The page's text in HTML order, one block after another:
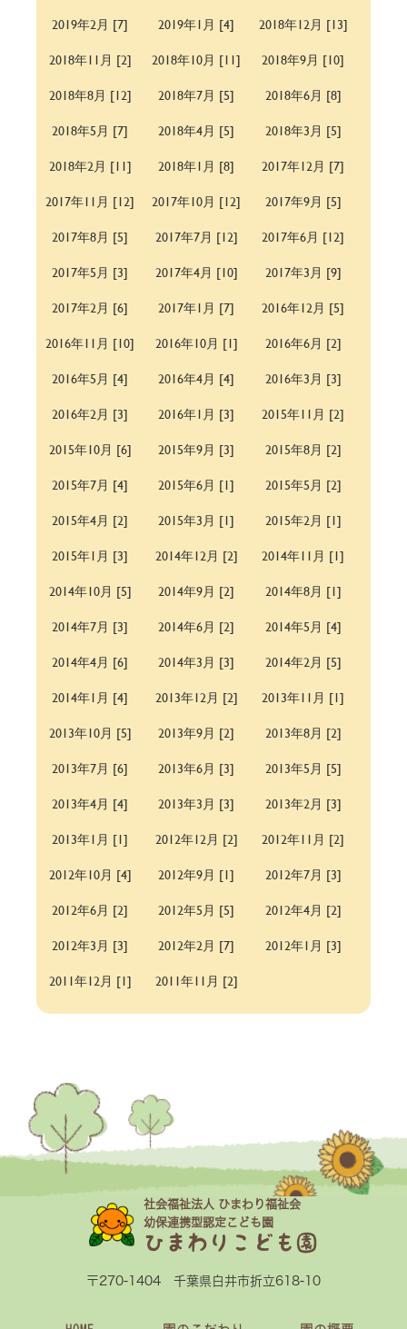
2019年2月 [7]
2019年1月 [4]
2018年12月 [13]
2018年11月 [2]
2018年10月 [11]
2018年9月 [10]
2018年8月 [12]
2018年7月 [5]
2018年6月 [8]
2018年5月 [7]
2018年4月 [5]
2018年3月 [5]
2018年2月 [11]
2018年1月 [8]
2017年12月 [7]
2017年11月 [12]
2017年10月 [12]
2017年9月 [5]
2017年8月 [5]
2017年7月 [12]
2017年6月 [12]
2017年5月 [3]
2017年4月 [10]
2017年3月 [9]
2017年2月 [6]
2017年1月 [7]
2016年12月 [5]
2016年11月 [10]
2016年10月 [1]
2016年6月 [2]
2016年5月 [4]
2016年4月 [4]
2016年3月 [3]
2016年2月 [3]
2016年1月 [3]
2015年11月 [2]
2015年10月 [6]
2015年9月 [3]
2015年8月 [2]
2015年7月 [4]
2015年6月 [1]
2015年5月 [2]
2015年4月 [2]
2015年3月 [1]
2015年2月 [1]
2015年1月 [3]
2014年12月 [2]
2014年11月 [1]
2014年10月 [5]
2014年9月 [2]
2014年8月 [1]
2014年7月 [3]
2014年6月 [2]
2014年5月 [4]
2014年4月 [6]
2014年3月 [3]
2014年2月 [5]
2014年1月 [4]
2013年12月 [2]
2013年11月 [1]
2013年10月 [5]
2013年9月 [2]
2013年8月 [2]
2013年7月 [6]
2013年6月 [3]
2013年5月 [5]
2013年4月 [4]
2013年3月 [3]
2013年2月 [3]
2013年1月 [1]
2012年12月 [2]
2012年11月 [2]
2012年10月 [4]
2012年9月 [1]
2012年7月 [3]
2012年6月 [2]
2012年5月 [5]
2012年4月 [2]
2012年3月 [3]
2012年2月 [7]
2012年1月 [3]
2011年12月 [1]
2011年11月 [2]
社会福祉法人 ひまわり福祉会
幼保連携型認定こども園
ひまわりこども園
〒270-1404 千葉県白井市折立618-10